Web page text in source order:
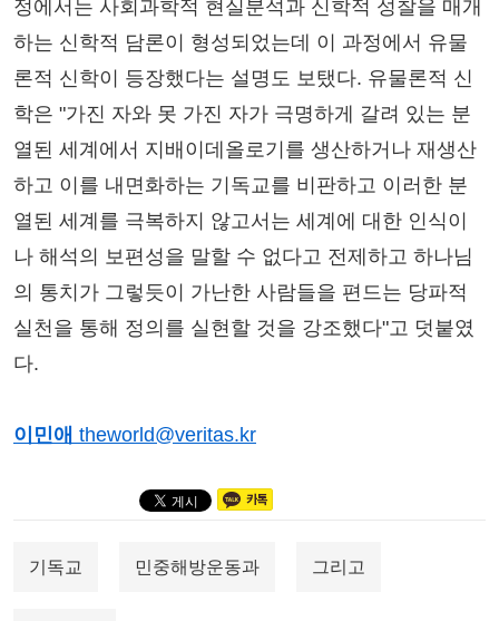
정에서는 사회과학적 현실분석과 신학적 성찰을 매개
하는 신학적 담론이 형성되었는데 이 과정에서 유물
론적 신학이 등장했다는 설명도 보탰다. 유물론적 신
학은 "가진 자와 못 가진 자가 극명하게 갈려 있는 분
열된 세계에서 지배이데올로기를 생산하거나 재생산
하고 이를 내면화하는 기독교를 비판하고 이러한 분
열된 세계를 극복하지 않고서는 세계에 대한 인식이
나 해석의 보편성을 말할 수 없다고 전제하고 하나님
의 통치가 그렇듯이 가난한 사람들을 편드는 당파적
실천을 통해 정의를 실현할 것을 강조했다"고 덧붙였
다.
이민애 theworld@veritas.kr
기독교 민중해방운동과 그리고